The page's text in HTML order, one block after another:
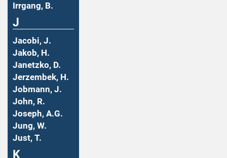
Irrgang, B.
J
Jacobi, J.
Jakob, H.
Janetzko, D.
Jerzembek, H.
Jobmann, J.
John, R.
Joseph, A.G.
Jung, W.
Just, T.
K